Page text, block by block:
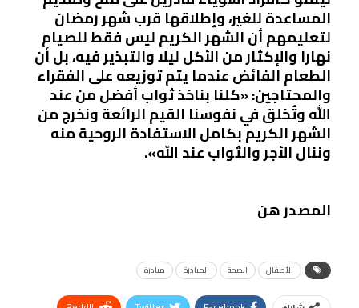
المساعدة للغير، وإطلاقها قرب شهر رمضان
لتعليمهم أن الشهر الكريم ليس فقط للصيام
نهارا والإكثار من الأكل ليلا والتبذير فيه، بل أن
الطعام الفائض عندما يتم توزيعه على الفقراء
والمحتاجين: «كلنا بناخذ ثواب أفضل من عند
الله وتُخلق في نفوسنا القيم الرائعة ونخرج من
الشهر الكريم بكامل الاستفادة الروحية منه
وننال الأجر والثواب عند الله».
المصدر هن
الأطفال الصحة المبادرة مبادرة